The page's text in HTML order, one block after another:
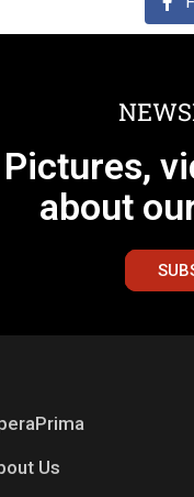
Pictures,
about
Us